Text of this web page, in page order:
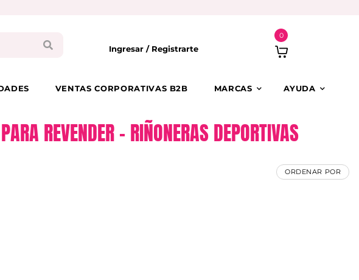
Ingresar / Registrarte
0
VENTAS CORPORATIVAS B2B MARCAS AYUDA
REVENDER – RIÑONERAS DEPORTIVAS
ORDENAR POR